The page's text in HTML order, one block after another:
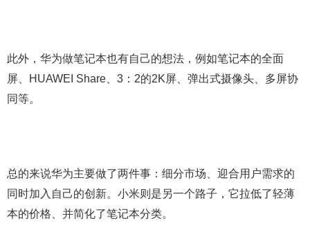
此外，华为做笔记本也有自己的想法，例如笔记本的全面
屏、HUAWEI Share、3：2的2K屏、弹出式摄像头、多屏协
同等。
总的来说华为主要做了两件事：细分市场、迎合用户需求的
同时加入自己的创新。小米则是另一个路子，它拉低了轻薄
本的价格、并简化了笔记本分类。